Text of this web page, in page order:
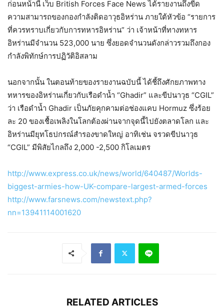
ก่อนหน้านี้ เว็บ British Forces Face News ได้รายงานถึงขีด
ความสามารถของกองกำลังติดอาวุธอิหร่าน ภายใต้หัวข้อ “รายการ
ที่ควรทราบเกี่ยวกับการทหารอิหร่าน” ว่า เจ้าหน้าที่ทางทหาร
อิหร่านมีจำนวน 523,000 นาย ซึ่งยอดจำนวนดังกล่าวรวมถึงกอง
กำลังพิทักษ์การปฏิวัติอิสลาม
นอกจากนั้น ในตอนท้ายของรายงานฉบับนี้ ได้ชี้ถึงศักยภาพทาง
ทหารของอิหร่านเกี่ยวกับเรือดำน้ำ “Ghadir” และขีปนาวุธ “CGIL”
ว่า เรือดำน้ำ Ghadir เป็นภัยคุกคามต่อช่องแคบ Hormuz ซึ่งร้อย
ละ 20 ของเชื้อเพลิงในโลกต้องผ่านจากจุดนี้ไปยังตลาดโลก และ
อิหร่านมียุทโธปกรณ์สำรองขาดใหญ่ อาทิเช่น จรวดขีปนาวุธ
“CGIL” มีพิสัยไกลถึง 2,000 -2,500 กิโลเมตร
http://www.express.co.uk/news/world/640487/Worlds-
biggest-armies-how-UK-compare-largest-armed-forces
http://www.farsnews.com/newstext.php?
nn=13941114001620
RELATED ARTICLES